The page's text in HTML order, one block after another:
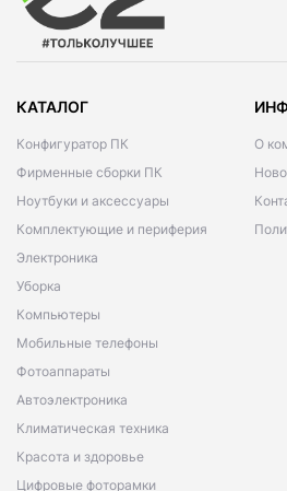
КАТАЛОГ
Конфигуратор ПК
Фирменные сборки ПК
Ноутбуки и аксессуары
Комплектующие и периферия
Электроника
Уборка
Компьютеры
Мобильные телефоны
Фотоаппараты
Автоэлектроника
Климатическая техника
Красота и здоровье
Цифровые фоторамки
О